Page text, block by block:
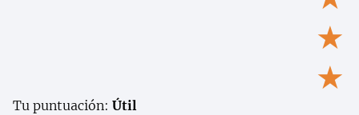
★
★
Tu puntuación: Útil